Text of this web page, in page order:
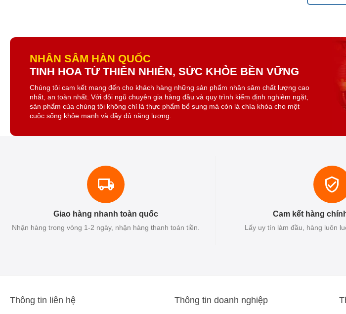
NHÂN SÂM HÀN QUỐC
TINH HOA TỪ THIÊN NHIÊN, SỨC KHỎE BỀN VỮNG
Chúng tôi cam kết mang đến cho khách hàng những sản phẩm nhân sâm chất lượng cao
nhất, an toàn nhất. Với đội ngũ chuyên gia hàng đầu và quy trình kiểm định nghiêm ngặt,
sản phẩm của chúng tôi không chỉ là thực phẩm bổ sung mà còn là chìa khóa cho một
cuộc sống khỏe mạnh và đầy đủ năng lượng.
Giao hàng nhanh toàn quốc
Nhận hàng trong vòng 1-2 ngày, nhận hàng thanh toán tiền.
Cam kết hàng
Lấy uy tín làm đầu, hàng luôn
Thông tin liên hệ Thông tin doanh nghiệp